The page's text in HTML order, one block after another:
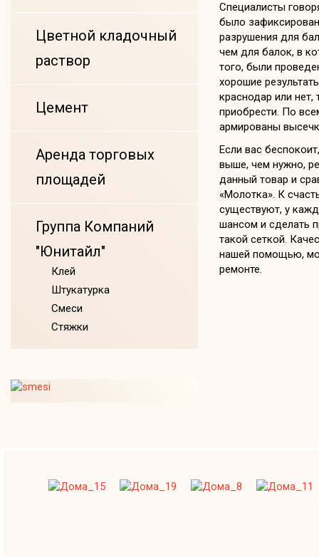
Специалисты
было
разрушения для
чем для балок, в
того, были
хорошие
краснодар или
приобрести. По
армированы
Если вас
выше, чем нужно,
данный товар и
«Молотка». К
существуют, у
шансом и сделать
такой сеткой.
нашей помощью,
ремонте.
Цветной кладочный
раствор
Цемент
Аренда торговых
площадей
Группа Компаний
"Юнитайл"
Клей
Штукатурка
Смеси
Стяжки